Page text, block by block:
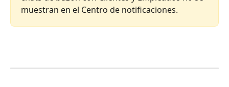
muestran en el Centro de notificaciones.